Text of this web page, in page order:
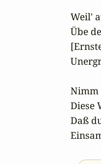
Weil'
Übe
Nimm
Diese
Daß